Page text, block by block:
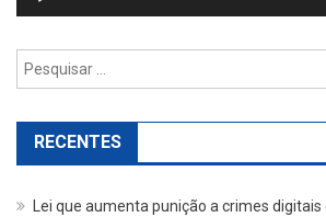
RECENTES
Lei que aumenta punição a crimes